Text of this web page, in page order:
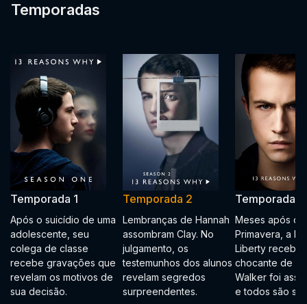
Temporadas
Temporada 1
Após o suicídio de uma
adolescente, seu
colega de classe
recebe gravações que
revelam os motivos de
sua decisão.
Temporada 2
Lembranças de Hannah
assombram Clay. No
julgamento, os
testemunhos dos alunos
revelam segredos
surpreendentes.
Temporada 3
Meses após o
Primavera, a
Liberty recebe
chocante de
Walker foi
e todos são